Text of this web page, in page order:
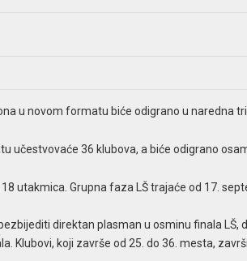
u novom formatu biće odigrano u naredna tri
učestvovaće 36 klubova, a biće odigrano
utakmica. Grupna faza LŠ trajaće od 17.
direktan plasman u osminu finala LŠ,
Klubovi, koji završe od 25. do 36. mesta,